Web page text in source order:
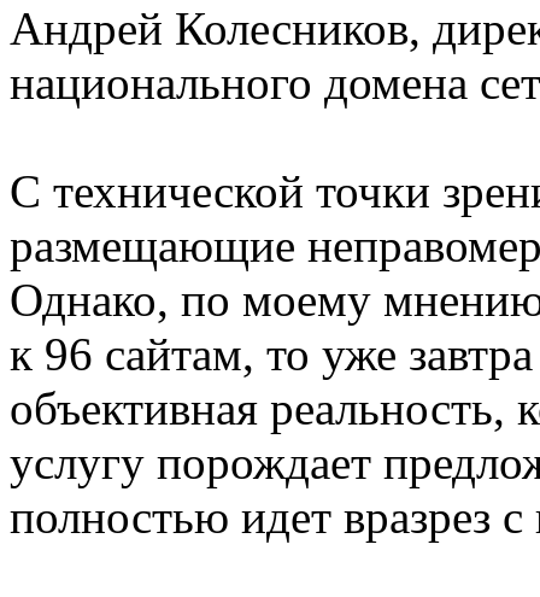
Андрей Колесников,
национального домена
С технической точки
размещающие
Однако, по моему
к 96 сайтам, то уже
объективная
услугу порождает
полностью идет вразрез